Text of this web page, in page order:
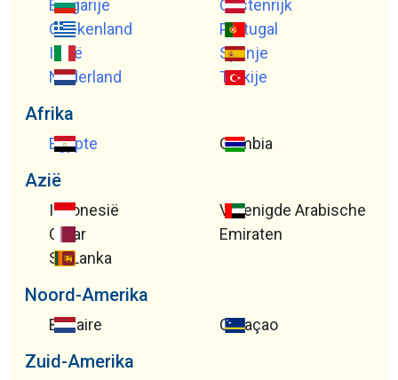
Bulgarije
Griekenland
Italië
Nederland
Oostenrijk
Portugal
Spanje
Turkije
Afrika
Egypte Gambia
Azië
Indonesië
Qatar
Sri Lanka
Verenigde Arabische
Emiraten
Noord-Amerika
Bonaire Curaçao
Zuid-Amerika